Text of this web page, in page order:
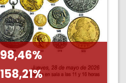
98,46%
158,21%